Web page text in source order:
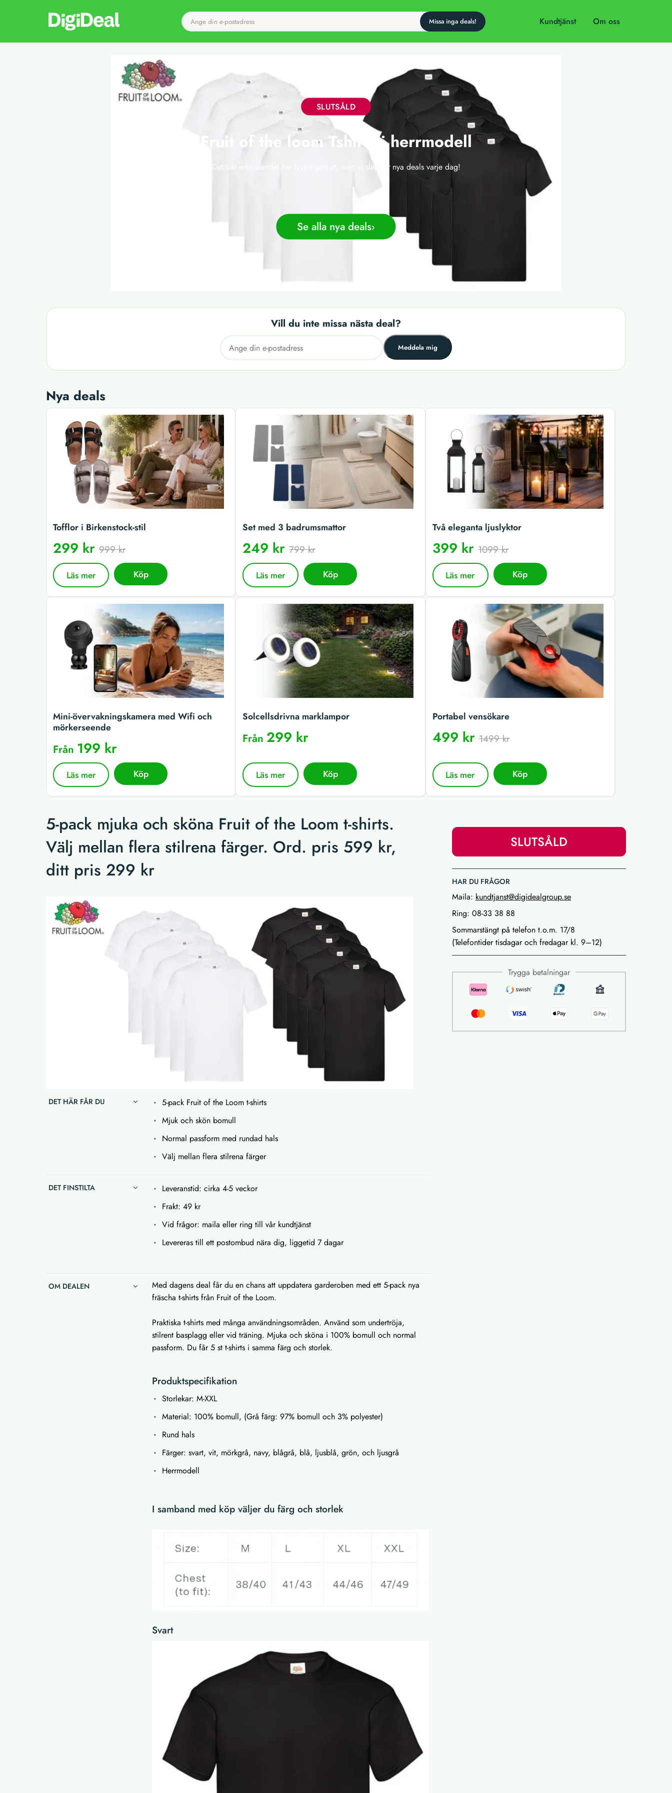
Till startsidan Kundtjänst Om oss
SLUTSÅLD
Fruit of the loom Tshirts i herrmodell
Det här erbjudandet har tyvärr gått ut, men vi släpper nya deals varje dag!
Se alla nya deals
Vill du inte missa nästa deal?
Meddela mig
Nya deals
Tofflor i Birkenstock-stil
299 kr 999 kr
Läs mer Köp
Set med 3 badrumsmattor
249 kr799 kr
Läs mer Köp
Två eleganta ljuslyktor
399 kr1099 kr
Läs mer Köp
Mini-övervakningskamera med Wifi och
mörkerseende
Från 199 kr
Läs mer Köp
Solcellsdrivna marklampor
Från299 kr
Läs mer Köp
Portabel vensökare
499 kr1499 kr
Läs mer Köp
5-pack mjuka och sköna Fruit of the Loom t-shirts.
Välj mellan flera stilrena färger. Ord. pris 599 kr,
ditt pris 299 kr
SLUTSÅLD
HAR DU FRÅGOR
Maila: kundtjanst@digidealgroup.se
Ring: 08-33 38 88
Sommarstängt på telefon t.o.m. 17/8
(Telefontider tisdagar och fredagar kl. 9–12)
Trygga betalningar
DET HÄR FÅR DU
5-pack Fruit of the Loom t-shirts
Mjuk och skön bomull
Normal passform med rundad hals
Välj mellan flera stilrena färger
DET FINSTILTA
Leveranstid: cirka 4-5 veckor
Frakt: 49 kr
Vid frågor: maila eller ring till vår kundtjänst
Levereras till ett postombud nära dig, liggetid 7 dagar
OM DEALEN
Med dagens deal får du en chans att uppdatera garderoben med ett 5-pack nya
fräscha t-shirts från Fruit of the Loom.
Praktiska t-shirts med många användningsområden. Använd som undertröja,
stilrent basplagg eller vid träning. Mjuka och sköna i 100% bomull och normal
passform. Du får 5 st t-shirts i samma färg och storlek.
Produktspecifikation
Storlekar: M-XXL
Material: 100% bomull, (Grå färg: 97% bomull och 3% polyester)
Rund hals
Färger: svart, vit, mörkgrå, navy, blågrå, blå, ljusblå, grön, och ljusgrå
Herrmodell
I samband med köp väljer du färg och storlek
Svart